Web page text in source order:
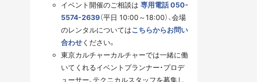
イベント開催のご相談は 専用電話 050-
5574-2639（平日 10:00～18:00）、会場
のレンタルについてはこちらからお問い
合わせください。
東京カルチャーカルチャーでは一緒に働
いてくれるイベントプランナー・プロデ
ューサー、テクニカルスタッフを募集し